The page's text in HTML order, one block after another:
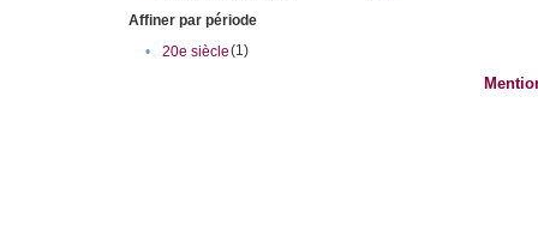
Affiner par période
•
20e siècle(1)